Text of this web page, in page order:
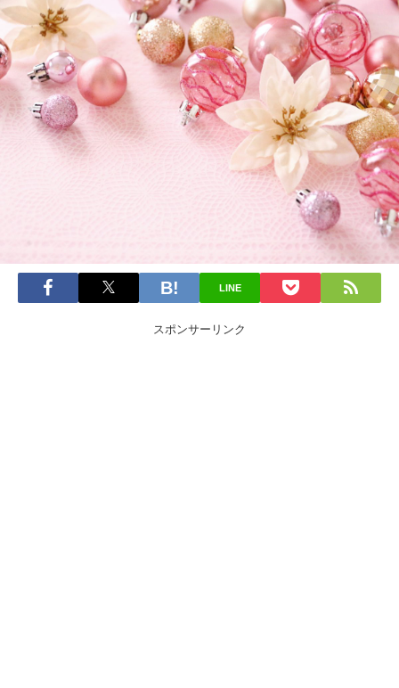
LINE
スポンサーリンク